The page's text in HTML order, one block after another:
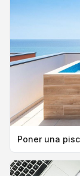
Poner una